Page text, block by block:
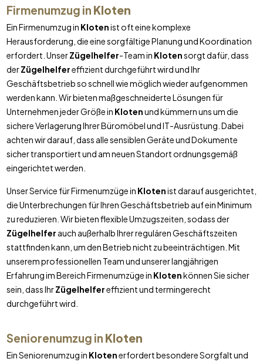
Firmenumzug in Kloten
Ein Firmenumzug in Klotenist oft eine komplexe
Herausforderung, die eine sorgfältige Planung und Koordination
erfordert. UnserZügelhelfer-Team in Klotensorgt dafür, dass
derZügelhelfereffizient durchgeführt wird und Ihr
Geschäftsbetrieb so schnell wie möglich wieder aufgenommen
werden kann. Wir bieten maßgeschneiderte Lösungen für
Unternehmen jeder Größe in Klotenund kümmern uns um die
sichere Verlagerung Ihrer Büromöbel und IT-Ausrüstung. Dabei
achten wir darauf, dass alle sensiblen Geräte und Dokumente
sicher transportiert und am neuen Standort ordnungsgemäß
eingerichtet werden.
Unser Service für Firmenumzüge in Klotenist darauf ausgerichtet,
die Unterbrechungen für Ihren Geschäftsbetrieb auf ein Minimum
zu reduzieren. Wir bieten flexible Umzugszeiten, sodass der
Zügelhelfer auch außerhalb Ihrer regulären Geschäftszeiten
stattfinden kann, um den Betrieb nicht zu beeinträchtigen. Mit
unserem professionellen Team und unserer langjährigen
Erfahrung im Bereich Firmenumzüge in Klotenkönnen Sie sicher
sein, dass IhrZügelhelfereffizient und termingerecht
durchgeführt wird.
Seniorenumzug in Kloten
Ein Seniorenumzug in Klotenerfordert besondere Sorgfalt und